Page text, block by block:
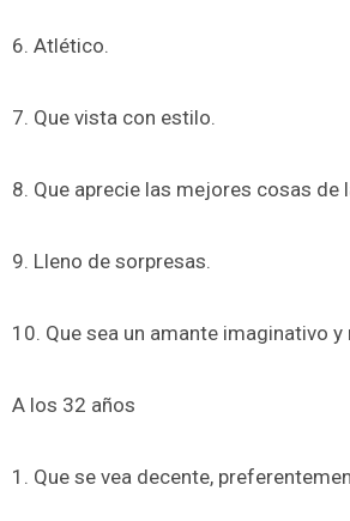
6. Atlético.
7. Que vista con estilo.
8. Que aprecie las mejores cosas de
9. Lleno de sorpresas.
10. Que sea un amante imaginativo
A los 32 años
1. Que se vea decente,